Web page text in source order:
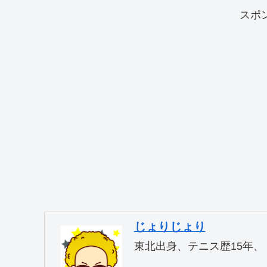
スポ
じょりじょり
東北出身、テニス歴15年、